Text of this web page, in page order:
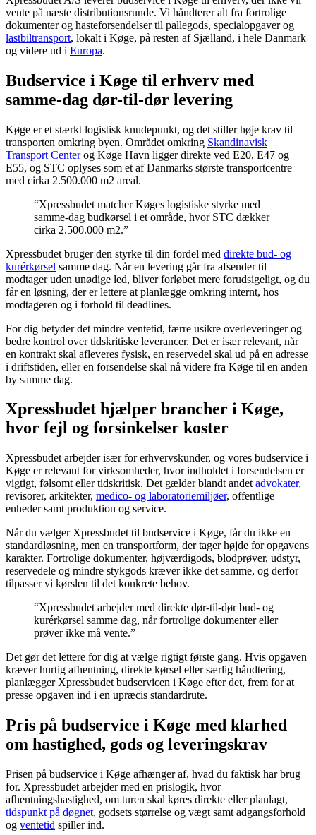
vente på næste distributionsrunde. Vi håndterer alt fra fortrolige
dokumenter og hasteforsendelser til pallegods, specialopgaver og
lastbiltransport, lokalt i Køge, på resten af Sjælland, i hele Danmark
og videre ud i Europa.
Budservice i Køge til erhverv med
samme-dag dør-til-dør levering
Køge er et stærkt logistisk knudepunkt, og det stiller høje krav til
transporten omkring byen. Området omkring Skandinavisk
Transport Centerog Køge Havn ligger direkte ved E20, E47 og
E55, og STC oplyses som et af Danmarks største transportcentre
med cirka 2.500.000 m2 areal.
“Xpressbudet matcher Køges logistiske styrke med
samme-dag budkørsel i et område, hvor STC dækker
cirka 2.500.000 m2.”
Xpressbudet bruger den styrke til din fordel med direkte bud- og
kurérkørsel samme dag. Når en levering går fra afsender til
modtager uden unødige led, bliver forløbet mere forudsigeligt, og du
får en løsning, der er lettere at planlægge omkring internt, hos
modtageren og i forhold til deadlines.
For dig betyder det mindre ventetid, færre usikre overleveringer og
bedre kontrol over tidskritiske leverancer. Det er især relevant, når
en kontrakt skal afleveres fysisk, en reservedel skal ud på en adresse
i driftstiden, eller en forsendelse skal nå videre fra Køge til en anden
by samme dag.
Xpressbudet hjælper brancher i Køge,
hvor fejl og forsinkelser koster
Xpressbudet arbejder især for erhvervskunder, og vores budservice i
Køge er relevant for virksomheder, hvor indholdet i forsendelsen er
vigtigt, følsomt eller tidskritisk. Det gælder blandt andet advokater,
revisorer, arkitekter, medico- og laboratoriemiljøer, offentlige
enheder samt produktion og service.
Når du vælger Xpressbudet til budservice i Køge, får du ikke en
standardløsning, men en transportform, der tager højde for opgavens
karakter. Fortrolige dokumenter, højværdigods, blodprøver, udstyr,
reservedele og mindre stykgods kræver ikke det samme, og derfor
tilpasser vi kørslen til det konkrete behov.
“Xpressbudet arbejder med direkte dør-til-dør bud- og
kurérkørsel samme dag, når fortrolige dokumenter eller
prøver ikke må vente.”
Det gør det lettere for dig at vælge rigtigt første gang. Hvis opgaven
kræver hurtig afhentning, direkte kørsel eller særlig håndtering,
planlægger Xpressbudet budservicen i Køge efter det, frem for at
presse opgaven ind i en upræcis standardrute.
Pris på budservice i Køge med klarhed
om hastighed, gods og leveringskrav
Prisen på budservice i Køge afhænger af, hvad du faktisk har brug
for. Xpressbudet arbejder med en prislogik, hvor
afhentningshastighed, om turen skal køres direkte eller planlagt,
tidspunkt på døgnet, godsets størrelse og vægt samt adgangsforhold
og ventetid spiller ind.